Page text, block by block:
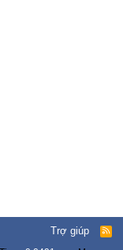
Trợ giúp
R